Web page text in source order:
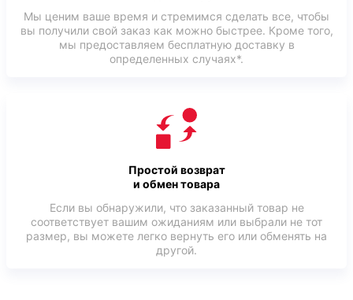
Мы ценим ваше время и стремимся сделать все, чтобы
вы получили свой заказ как можно быстрее. Кроме того,
мы предоставляем бесплатную доставку в
определенных случаях*.
Простой возврат
и обмен товара
Если вы обнаружили, что заказанный товар не
соответствует вашим ожиданиям или выбрали не тот
размер, вы можете легко вернуть его или обменять на
другой.